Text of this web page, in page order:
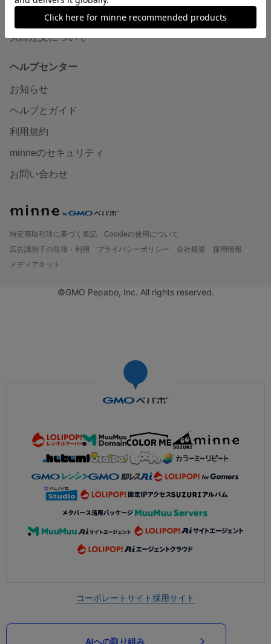
広告出稿について
大口注文について
ヘルプセンター
お知らせ
ヘルプとガイド
利用規約
minneのセキュリティ
お問い合わせ
特定商取引法に基づく表記
Cookieの使用について
広告識別子の取得・利用
プライバシーポリシー 会社概要
採用情報
メディアキット
©GMO Pepabo, Inc. All rights reserved.
コーポレートサイト採用サイト
AIへの取り組み